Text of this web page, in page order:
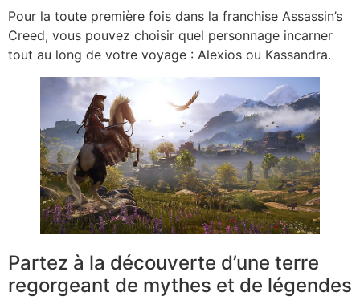
Pour la toute première fois dans la franchise Assassin’s
Creed, vous pouvez choisir quel personnage incarner
tout au long de votre voyage : Alexios ou Kassandra.
Partez à la découverte d’une terre
regorgeant de mythes et de légendes